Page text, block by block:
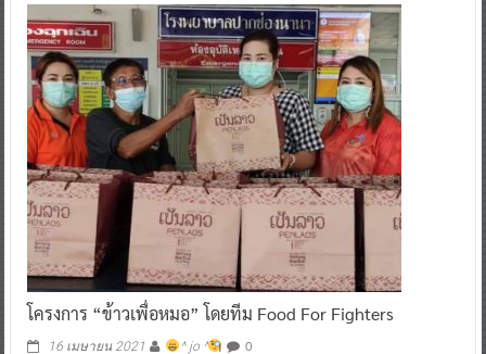
โครงการ “ข้าวเพื่อหมอ” โดยทีม Food For Fighters
16 เมษายน 2021 ^ jo ^ 0